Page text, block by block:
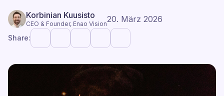
Korbinian Kuusisto
CEO & Founder, Enao Vision20. März 2026
Share: